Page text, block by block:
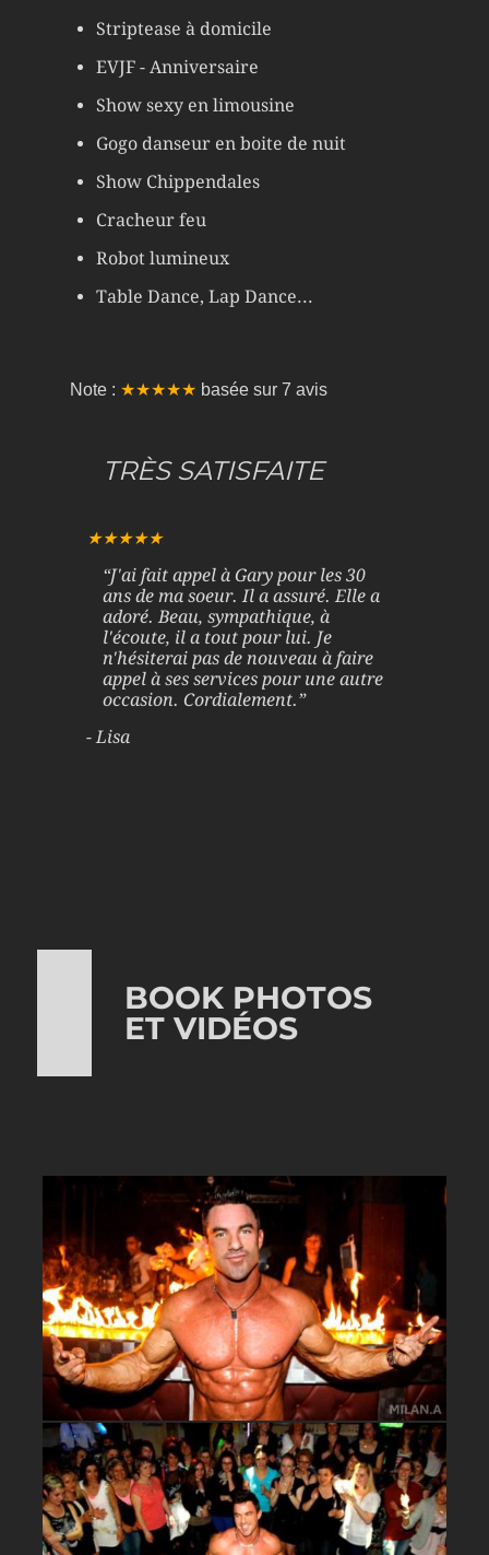
Striptease à domicile
EVJF - Anniversaire
Show sexy en limousine
Gogo danseur en boite de nuit
Show Chippendales
Cracheur feu
Robot lumineux
Table Dance, Lap Dance...
Note : ★★★★★ basée sur 7 avis
TRÈS SATISFAITE
★★★★★
“J'ai fait appel à Gary pour les 30
ans de ma soeur. Il a assuré. Elle a
adoré. Beau, sympathique, à
l'écoute, il a tout pour lui. Je
n'hésiterai pas de nouveau à faire
appel à ses services pour une autre
occasion. Cordialement.”
-Lisa
BOOK PHOTOS
ET VIDÉOS